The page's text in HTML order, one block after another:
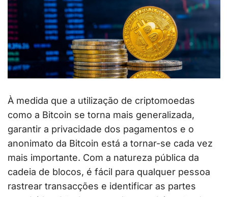
À medida que a utilização de criptomoedas
como a Bitcoin se torna mais generalizada,
garantir a privacidade dos pagamentos e o
anonimato da Bitcoin está a tornar-se cada vez
mais importante. Com a natureza pública da
cadeia de blocos, é fácil para qualquer pessoa
rastrear transacções e identificar as partes